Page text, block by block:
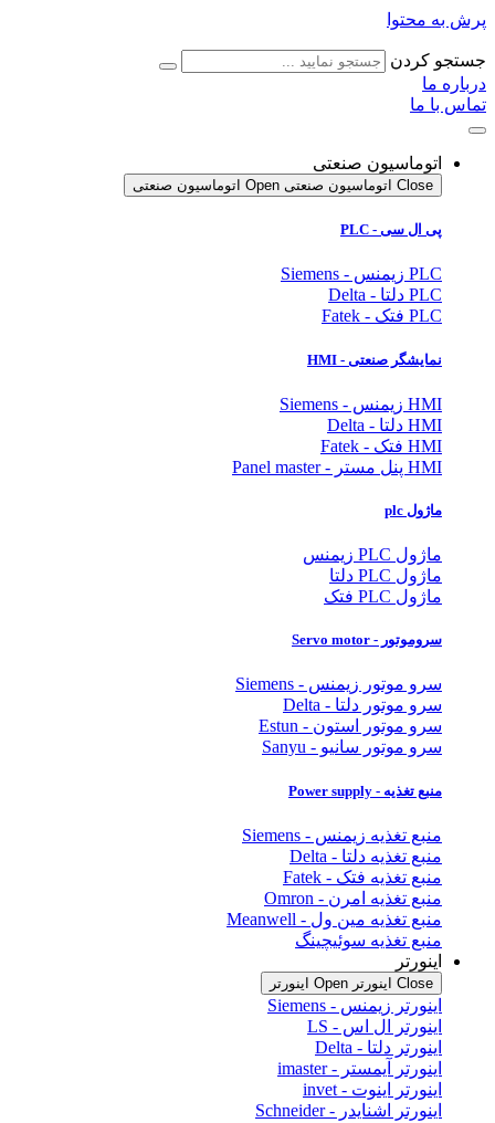
پرش به محتوا
جستجو کردن
درباره ما
تماس با ما
اتوماسیون صنعتی
Close اتوماسیون صنعتی Open اتوماسیون صنعتی
پی ال سی - PLC
PLC زیمنس - Siemens
PLC دلتا - Delta
PLC فتک - Fatek
نمایشگر صنعتی - HMI
HMI زیمنس - Siemens
HMI دلتا - Delta
HMI فتک - Fatek
HMI پنل مستر - Panel master
ماژول plc
ماژول PLC زیمنس
ماژول PLC دلتا
ماژول PLC فتک
سروموتور - Servo motor
سرو موتور زیمنس - Siemens
سرو موتور دلتا - Delta
سرو موتور استون - Estun
سرو موتور سانیو - Sanyu
منبع تغذیه - Power supply
منبع تغذیه زیمنس - Siemens
منبع تغذیه دلتا - Delta
منبع تغذیه فتک - Fatek
منبع تغذیه امرن - Omron
منبع تغذیه مین ول - Meanwell
منبع تغذیه سوئیچینگ
اینورتر
Close اینورتر Open اینورتر
اینورتر زیمنس - Siemens
اینورتر ال اس - LS
اینورتر دلتا - Delta
اینورتر آیمستر - imaster
اینورتر اینوت - invet
اینورتر اشنایدر - Schneider